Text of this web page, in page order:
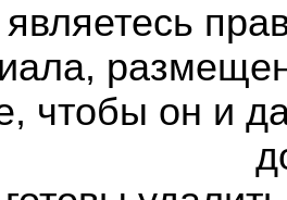
чтобы он и